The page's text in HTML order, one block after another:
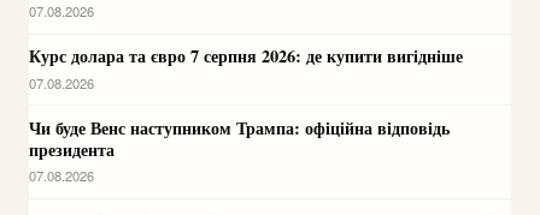
07.08.2026
Курс долара та євро 7 серпня 2026: де купити вигідніше
07.08.2026
Чи буде Венс наступником Трампа: офіційна відповідь
президента
07.08.2026